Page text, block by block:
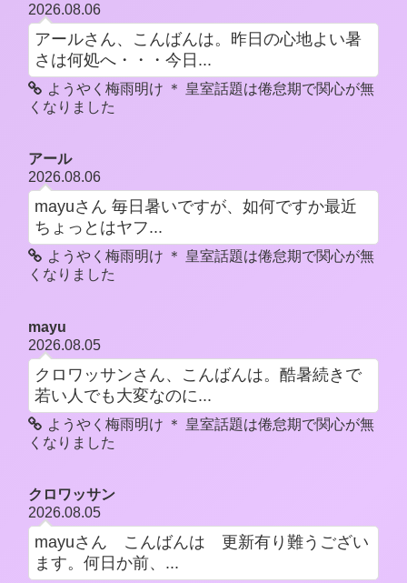
2026.08.06
アールさん、こんばんは。昨日の心地よい暑
さは何処へ・・・今日...
ようやく梅雨明け ＊ 皇室話題は倦怠期で関心が無
くなりました
アール
2026.08.06
mayuさん 毎日暑いですが、如何ですか最近
ちょっとはヤフ...
ようやく梅雨明け ＊ 皇室話題は倦怠期で関心が無
くなりました
mayu
2026.08.05
クロワッサンさん、こんばんは。酷暑続きで
若い人でも大変なのに...
ようやく梅雨明け ＊ 皇室話題は倦怠期で関心が無
くなりました
クロワッサン
2026.08.05
mayuさん こんばんは 更新有り難うござい
ます。何日か前、...